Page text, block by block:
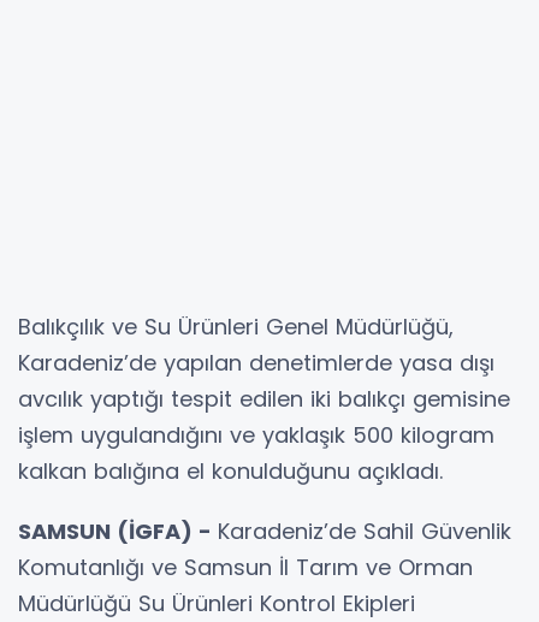
Balıkçılık ve Su Ürünleri Genel Müdürlüğü,
Karadeniz’de yapılan denetimlerde yasa dışı
avcılık yaptığı tespit edilen iki balıkçı gemisine
işlem uygulandığını ve yaklaşık 500 kilogram
kalkan balığına el konulduğunu açıkladı.
SAMSUN (İGFA) - Karadeniz’de Sahil Güvenlik
Komutanlığı ve Samsun İl Tarım ve Orman
Müdürlüğü Su Ürünleri Kontrol Ekipleri